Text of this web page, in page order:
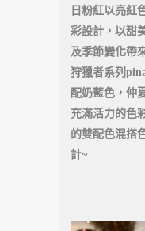
日粉紅以亮紅
彩設計，以甜
及季節變化帶
狩獵者系列
配奶藍色，仲
充滿活力的色
的雙配色混搭
計~